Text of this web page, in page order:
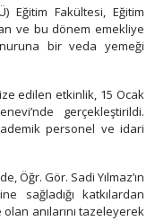
Eğitim Fakültesi, Eğitim
ve bu dönem emekliye
bir veda yemeği
edilen etkinlik, 15 Ocak
gerçekleştirildi.
personel ve idari
Öğr. Gör. Sadi Yılmaz’ın
sağladığı katkılardan
anılarını tazeleyerek